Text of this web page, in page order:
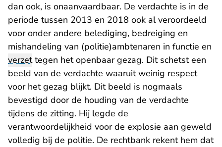
dan ook, is onaanvaardbaar. De verdachte is in de
periode tussen 2013 en 2018 ook al veroordeeld
voor onder andere belediging, bedreiging en
mishandeling van (politie)ambtenaren in functie en
verzettegen het openbaar gezag. Dit schetst een
beeld van de verdachte waaruit weinig respect
voor het gezag blijkt. Dit beeld is nogmaals
bevestigd door de houding van de verdachte
tijdens de zitting. Hij legde de
verantwoordelijkheid voor de explosie aan geweld
volledig bij de politie. De rechtbank rekent hem dat